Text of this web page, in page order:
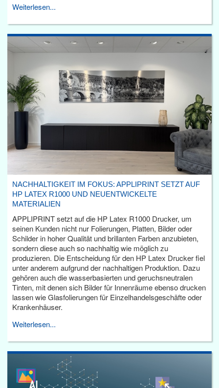
Weiterlesen...
NACHHALTIGKEIT IM FOKUS: APPLIPRINT SETZT AUF
HP LATEX R1000 UND NEUENTWICKELTE
MATERIALIEN
APPLIPRINT setzt auf die HP Latex R1000 Drucker, um
seinen Kunden nicht nur Folierungen, Platten, Bilder oder
Schilder in hoher Qualität und brillanten Farben anzubieten,
sondern diese auch so nachhaltig wie möglich zu
produzieren. Die Entscheidung für den HP Latex Drucker fiel
unter anderem aufgrund der nachhaltigen Produktion. Dazu
gehören auch die wasserbasierten und geruchsneutralen
Tinten, mit denen sich Bilder für Innenräume ebenso drucken
lassen wie Glasfolierungen für Einzelhandelsgeschäfte oder
Krankenhäuser.
Weiterlesen...